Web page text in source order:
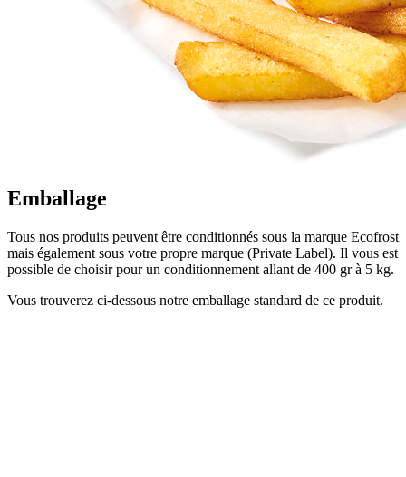
Emballage
Tous nos produits peuvent être conditionnés sous la marque Ecofrost
mais également sous votre propre marque (Private Label). Il vous est
possible de choisir pour un conditionnement allant de 400 gr à 5 kg.
Vous trouverez ci-dessous notre emballage standard de ce produit.